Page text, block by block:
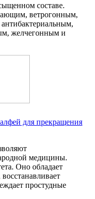
составе.
ветрогонным,
желчегонным и
для прекращения
медицины.
Оно обладает
простудные